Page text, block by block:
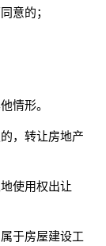
意的；
情形。
，转让房地产
使用权出让
于房屋建设工